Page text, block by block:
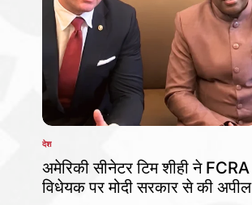
POSTED
देश
अमेरिकी सीनेटर टिम शीही ने FCRA
विधेयक पर मोदी सरकार से की अपील